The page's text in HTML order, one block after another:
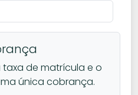
taxa de matrícula e o
única cobrança.